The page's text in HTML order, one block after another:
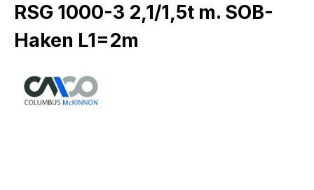
RSG 1000-3 2,1/1,5t m. SOB-
Haken L1=2m